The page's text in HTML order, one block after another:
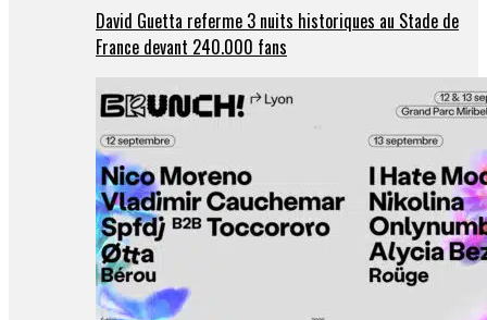
David Guetta referme 3 nuits historiques au Stade de
France devant 240.000 fans